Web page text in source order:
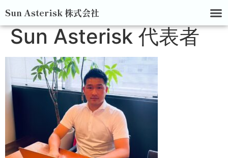
Sun Asterisk 株式会社
Sun Asterisk 代表者